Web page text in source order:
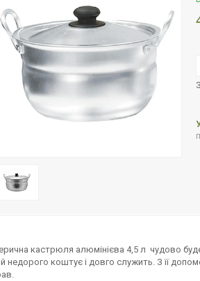
кастрюля алюмінієва 4,5 л чудово буде
недорого коштує і довго служить. З її